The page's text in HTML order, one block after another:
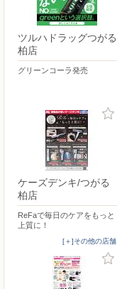
ツルハドラッグつがる
柏店
グリーンコーラ発売
ケーズデンキ/つがる
柏店
ReFaで毎日のケアをもっと
上質に！
[＋]その他の店舗